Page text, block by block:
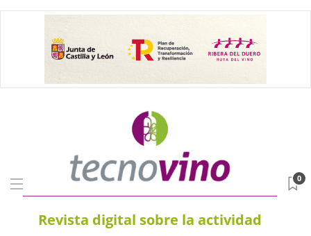
Revista digital sobre la actividad
0